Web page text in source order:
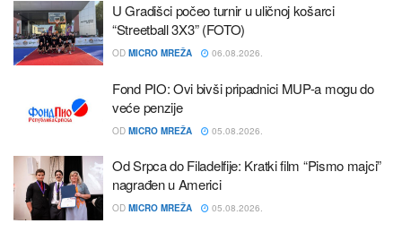
U Gradišci počeo turnir u uličnoj košarci
“Streetball 3X3” (FOTO)
OD MICRO MREŽA 06.08.2026.
Fond PIO: Ovi bivši pripadnici MUP-a mogu do
veće penzije
OD MICRO MREŽA 05.08.2026.
Od Srpca do Filadelfije: Kratki film “Pismo majci”
nagrađen u Americi
OD MICRO MREŽA 05.08.2026.